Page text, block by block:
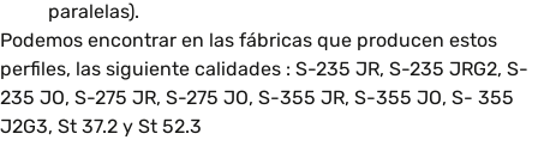
paralelas).
Podemos encontrar en las fábricas que producen estos
perfiles, las siguiente calidades : S-235 JR, S-235 JRG2, S-
235 JO, S-275 JR, S-275 JO, S-355 JR, S-355 JO, S- 355
J2G3, St 37.2 y St 52.3